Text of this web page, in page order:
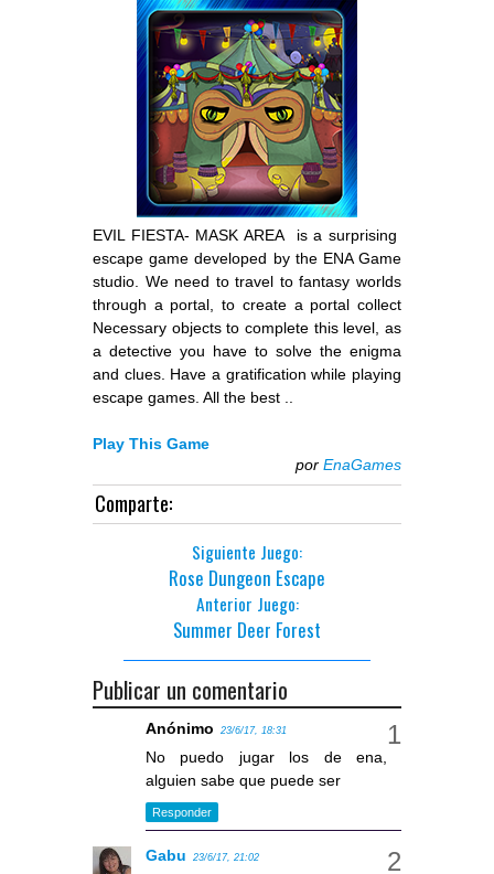
EVIL FIESTA- MASK AREA is a surprising
escape game developed by the ENA Game
studio. We need to travel to fantasy worlds
through a portal, to create a portal collect
Necessary objects to complete this level, as
a detective you have to solve the enigma
and clues. Have a gratification while playing
escape games. All the best ..
Play This Game
por EnaGames
Comparte:
Siguiente Juego:
Rose Dungeon Escape
Anterior Juego:
Summer Deer Forest
Publicar un comentario
Anónimo 23/6/17, 18:31
No puedo jugar los de ena,
alguien sabe que puede ser
Responder
Gabu 23/6/17, 21:02